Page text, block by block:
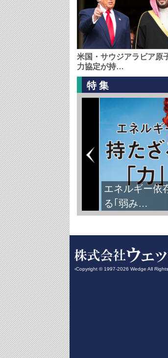
米国・サウジアラビア原
力協定が持…
特集
エネルギー
る｢弱み…
‹Copyright © 1997-2026 Wedge All